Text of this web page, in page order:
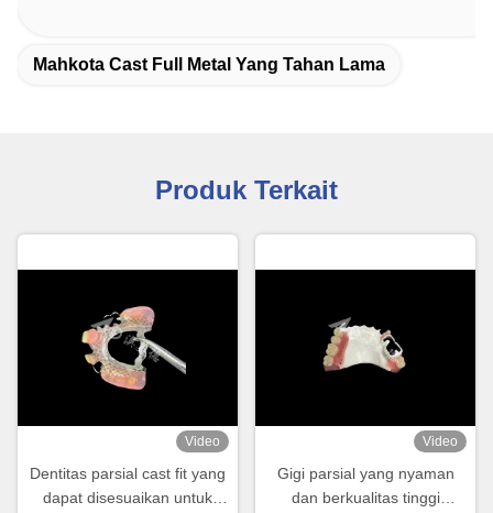
Mahkota Cast Full Metal Yang Tahan Lama
Produk Terkait
Video
Dentitas parsial cast fit yang
dapat disesuaikan untuk
Video
Gigi parsial yang nyaman
dan berkualitas tinggi